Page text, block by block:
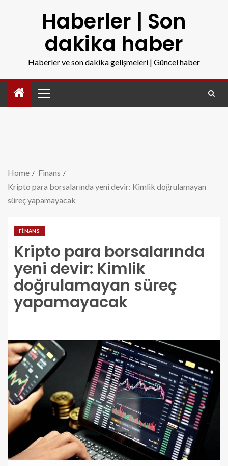
Haberler | Son
dakika haber
Haberler ve son dakika gelişmeleri | Güncel haber
Home
Finans
Kripto para borsalarında yeni devir: Kimlik doğrulamayan
süreç yapamayacak
FINANS
Kripto para borsalarında
yeni devir: Kimlik
doğrulamayan süreç
yapamayacak